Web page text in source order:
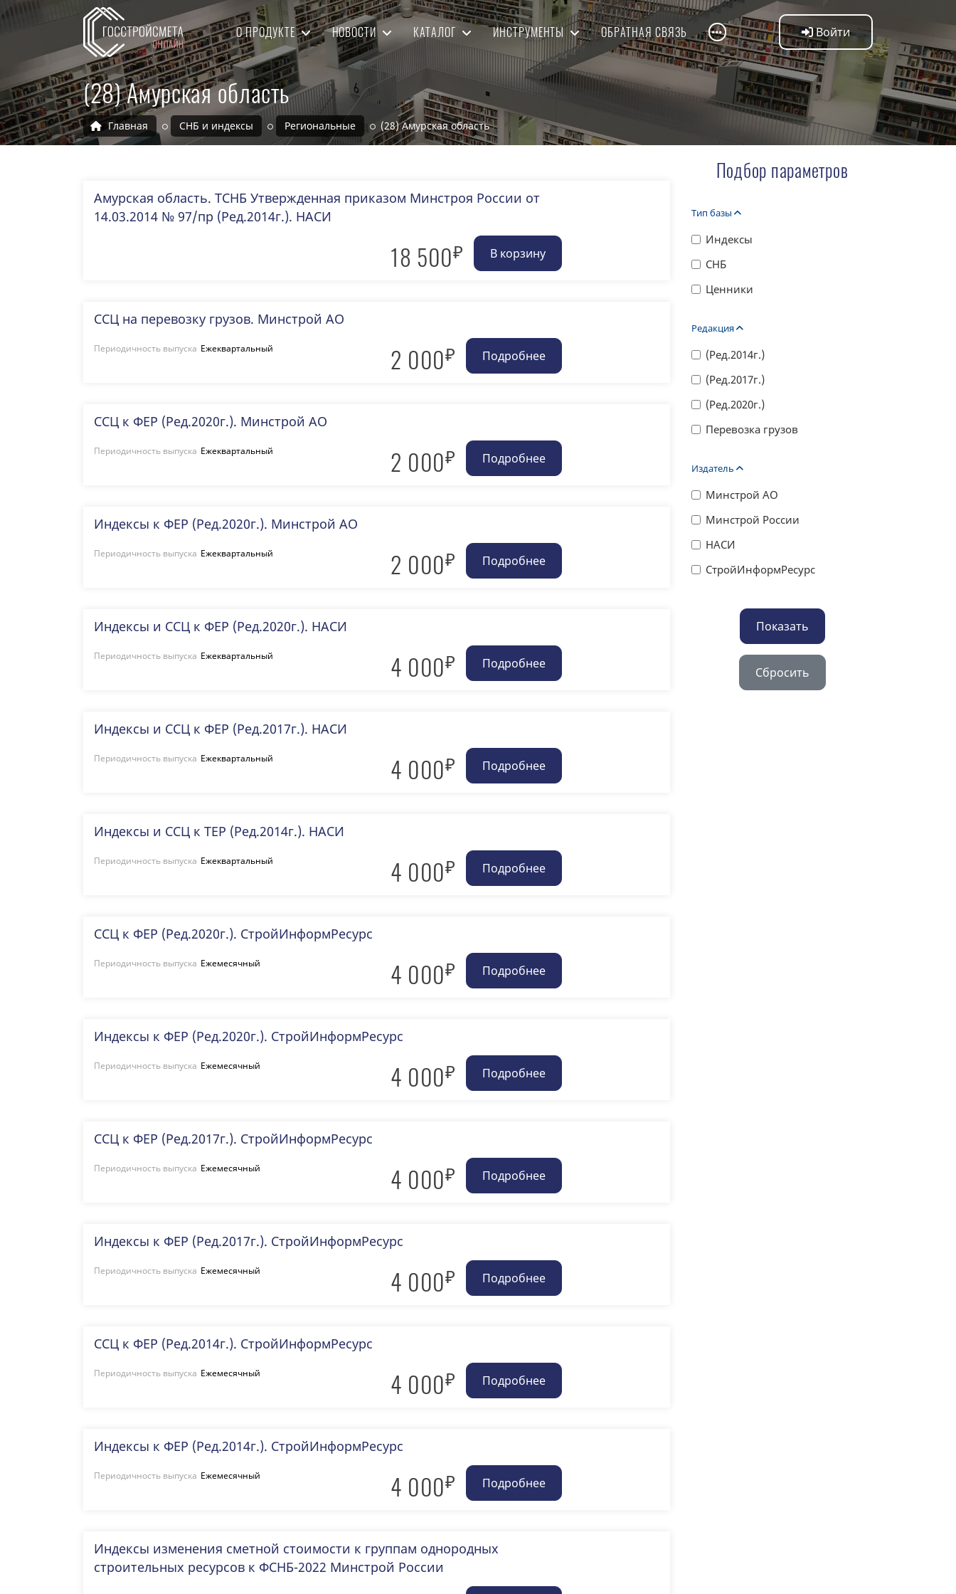
Войти
О ПРОДУКТЕ НОВОСТИ КАТАЛОГ ИНСТРУМЕНТЫ ОБРАТНАЯ СВЯЗЬ
(28) Амурская область
Главная СНБ и индексы Региональные (28) Амурская область
Подбор параметров
Тип базы
Индексы
СНБ
Ценники
Редакция
(Ред.2014г.)
(Ред.2017г.)
(Ред.2020г.)
Перевозка грузов
Издатель
Минстрой АО
Минстрой России
НАСИ
СтройИнформРесурс
Амурская область. ТСНБ Утвержденная приказом Минстроя России от
14.03.2014 № 97/пр (Ред.2014г.). НАСИ
18 500₽
ССЦ на перевозку грузов. Минстрой АО
Периодичность выпуска Ежеквартальный 2 000₽
ССЦ к ФЕР (Ред.2020г.). Минстрой АО
Периодичность выпуска Ежеквартальный 2 000₽
Индексы к ФЕР (Ред.2020г.). Минстрой АО
Периодичность выпуска Ежеквартальный 2 000₽
Индексы и ССЦ к ФЕР (Ред.2020г.). НАСИ
Периодичность выпуска Ежеквартальный 4 000₽
Индексы и ССЦ к ФЕР (Ред.2017г.). НАСИ
Периодичность выпуска Ежеквартальный 4 000₽
Индексы и ССЦ к ТЕР (Ред.2014г.). НАСИ
Периодичность выпуска Ежеквартальный 4 000₽
ССЦ к ФЕР (Ред.2020г.). СтройИнформРесурс
Периодичность выпуска Ежемесячный 4 000₽
Индексы к ФЕР (Ред.2020г.). СтройИнформРесурс
Периодичность выпуска Ежемесячный 4 000₽
ССЦ к ФЕР (Ред.2017г.). СтройИнформРесурс
Периодичность выпуска Ежемесячный 4 000₽
Индексы к ФЕР (Ред.2017г.). СтройИнформРесурс
Периодичность выпуска Ежемесячный 4 000₽
ССЦ к ФЕР (Ред.2014г.). СтройИнформРесурс
Периодичность выпуска Ежемесячный 4 000₽
Индексы к ФЕР (Ред.2014г.). СтройИнформРесурс
Периодичность выпуска Ежемесячный 4 000₽
Индексы изменения сметной стоимости к группам однородных
строительных ресурсов к ФСНБ-2022 Минстрой России